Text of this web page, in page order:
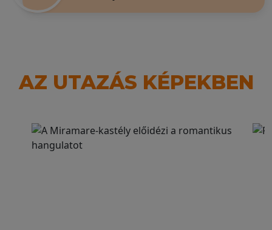
AZ UTAZÁS KÉPEKBEN